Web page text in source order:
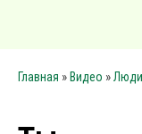
Главная » Видео »Люди